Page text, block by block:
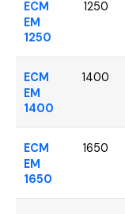
ECM
EM
1250
1250
ECM
EM
1400
1400
ECM
EM
1650
1650